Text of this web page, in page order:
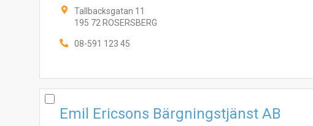
Tallbacksgatan 11
195 72 ROSERSBERG
08-591 123 45
Emil Ericsons Bärgningstjänst AB